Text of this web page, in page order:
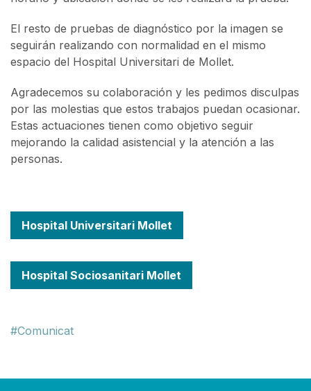
El resto de pruebas de diagnóstico por la imagen se
seguirán realizando con normalidad en el mismo
espacio del Hospital Universitari de Mollet.
Agradecemos su colaboración y les pedimos disculpas
por las molestias que estos trabajos puedan ocasionar.
Estas actuaciones tienen como objetivo seguir
mejorando la calidad asistencial y la atención a las
personas.
Hospital Universitari Mollet
Hospital Sociosanitari Mollet
Comunicat